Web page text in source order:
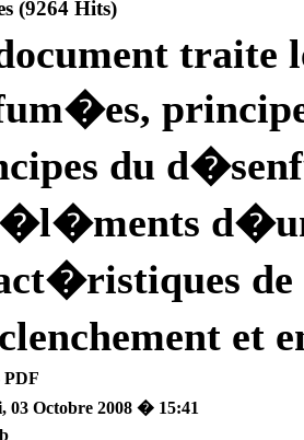
traite
du
d�un
et
PDF
03 Octobre 2008 � 15:41